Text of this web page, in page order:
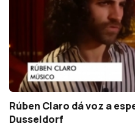
Rúben Claro dá voz a
Dusseldorf